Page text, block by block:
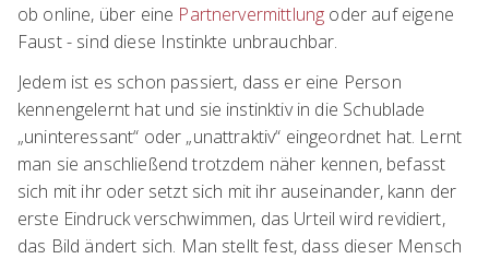
ob online, über eine Partnervermittlung oder auf eigene
Faust - sind diese Instinkte unbrauchbar.
Jedem ist es schon passiert, dass er eine Person
kennengelernt hat und sie instinktiv in die Schublade
„uninteressant“ oder „unattraktiv“ eingeordnet hat. Lernt
man sie anschließend trotzdem näher kennen, befasst
sich mit ihr oder setzt sich mit ihr auseinander, kann der
erste Eindruck verschwimmen, das Urteil wird revidiert,
das Bild ändert sich. Man stellt fest, dass dieser Mensch